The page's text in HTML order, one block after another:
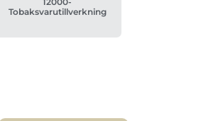
Tobaksvarutillverkning